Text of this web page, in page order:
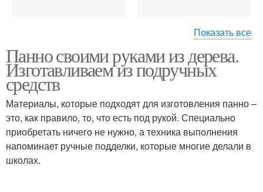
Декоративное панно Панно из дерева
Показать все
Панно своими руками из дерева.
Изготавливаем из подручных
средств
Материалы, которые подходят для изготовления панно –
это, как правило, то, что есть под рукой. Специально
приобретать ничего не нужно, а техника выполнения
напоминает ручные подделки, которые многие делали в
школах.